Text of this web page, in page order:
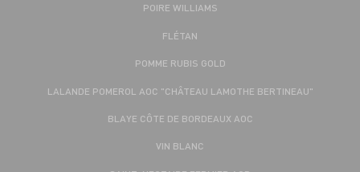
POIRE WILLIAMS
FLÉTAN
POMME RUBIS GOLD
LALANDE POMEROL AOC "CHÂTEAU LAMOTHE BERTINEAU"
BLAYE CÔTE DE BORDEAUX AOC
VIN BLANC